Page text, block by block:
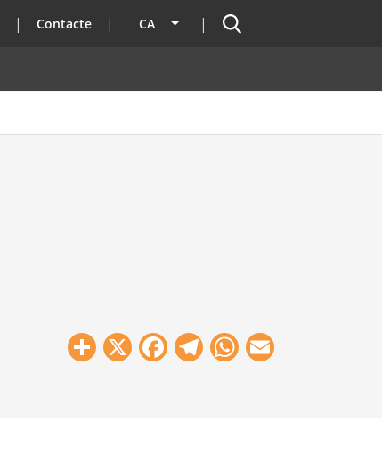
Contacte CA Llista les accions addicionals
Cercador
Share
X Facebook
Telegram
WhatsApp